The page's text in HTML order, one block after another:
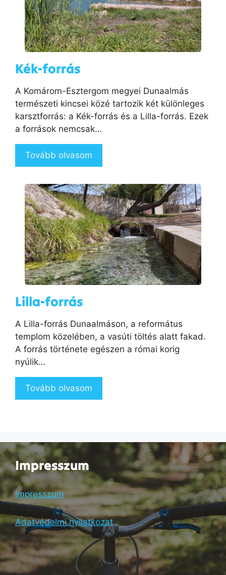
Kék-forrás
A Komárom-Esztergom megyei Dunaalmás
természeti kincsei közé tartozik két különleges
karsztforrás: a Kék-forrás és a Lilla-forrás. Ezek
a források nemcsak…
Tovább olvasom
Lilla-forrás
A Lilla-forrás Dunaalmáson, a református
templom közelében, a vasúti töltés alatt fakad.
A forrás története egészen a római korig
nyúlik…
Tovább olvasom
Impresszum
Impresszum
Adatvédelmi nyilatkozat